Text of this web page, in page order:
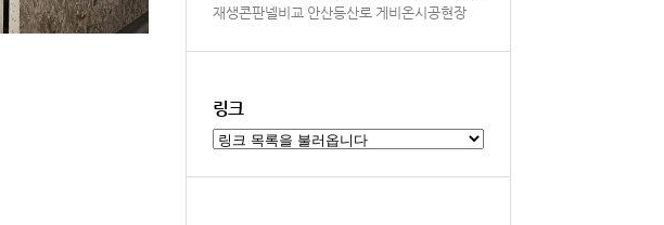
재생콘판넬비교 안산등산로 게비온시공현장
링크